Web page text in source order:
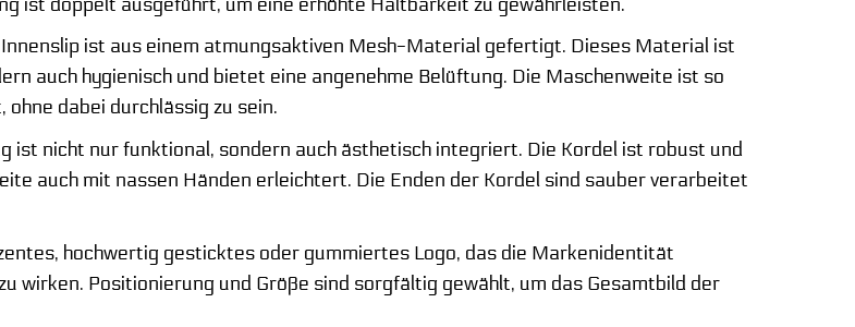
ist aus einem atmungsaktiven Mesh-Material gefertigt. Dieses Material ist
auch hygienisch und bietet eine angenehme Belüftung. Die Maschenweite ist so
dabei durchlässig zu sein.
ist nicht nur funktional, sondern auch ästhetisch integriert. Die Kordel ist robust und
auch mit nassen Händen erleichtert. Die Enden der Kordel sind sauber verarbeitet
hochwertig gesticktes oder gummiertes Logo, das die Markenidentität
wirken. Positionierung und Größe sind sorgfältig gewählt, um das Gesamtbild der